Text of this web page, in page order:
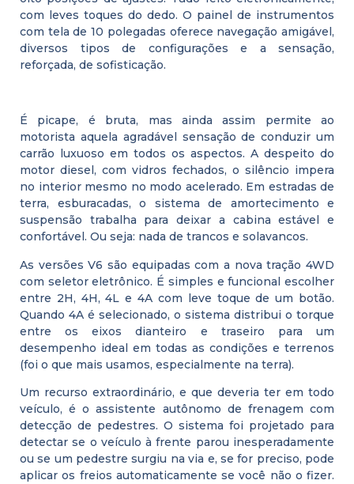
com leves toques do dedo. O painel de instrumentos
com tela de 10 polegadas oferece navegação amigável,
diversos tipos de configurações e a sensação,
reforçada, de sofisticação.
É picape, é bruta, mas ainda assim permite ao
motorista aquela agradável sensação de conduzir um
carrão luxuoso em todos os aspectos. A despeito do
motor diesel, com vidros fechados, o silêncio impera
no interior mesmo no modo acelerado. Em estradas de
terra, esburacadas, o sistema de amortecimento e
suspensão trabalha para deixar a cabina estável e
confortável. Ou seja: nada de trancos e solavancos.
As versões V6 são equipadas com a nova tração 4WD
com seletor eletrônico. É simples e funcional escolher
entre 2H, 4H, 4L e 4A com leve toque de um botão.
Quando 4A é selecionado, o sistema distribui o torque
entre os eixos dianteiro e traseiro para um
desempenho ideal em todas as condições e terrenos
(foi o que mais usamos, especialmente na terra).
Um recurso extraordinário, e que deveria ter em todo
veículo, é o assistente autônomo de frenagem com
detecção de pedestres. O sistema foi projetado para
detectar se o veículo à frente parou inesperadamente
ou se um pedestre surgiu na via e, se for preciso, pode
aplicar os freios automaticamente se você não o fizer.